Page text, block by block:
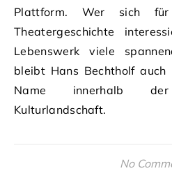
Plattform. Wer sich
Theatergeschichte
Lebenswerk viele
bleibt Hans Bechtholf auch
Name innerhalb der
Kulturlandschaft.
No